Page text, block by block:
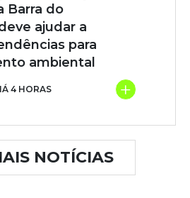
Barra do
ajudar a
para
ambiental
4 HORAS +
NOTÍCIAS